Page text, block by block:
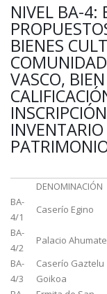
NIVEL BA-4:
BIENES
VASCO,
DENOMINACIÓN
BA-
4/1
Caserío Egino
BA-
4/2
Palacio
BA-
4/3
Caserío Gaztelu
Goikoa